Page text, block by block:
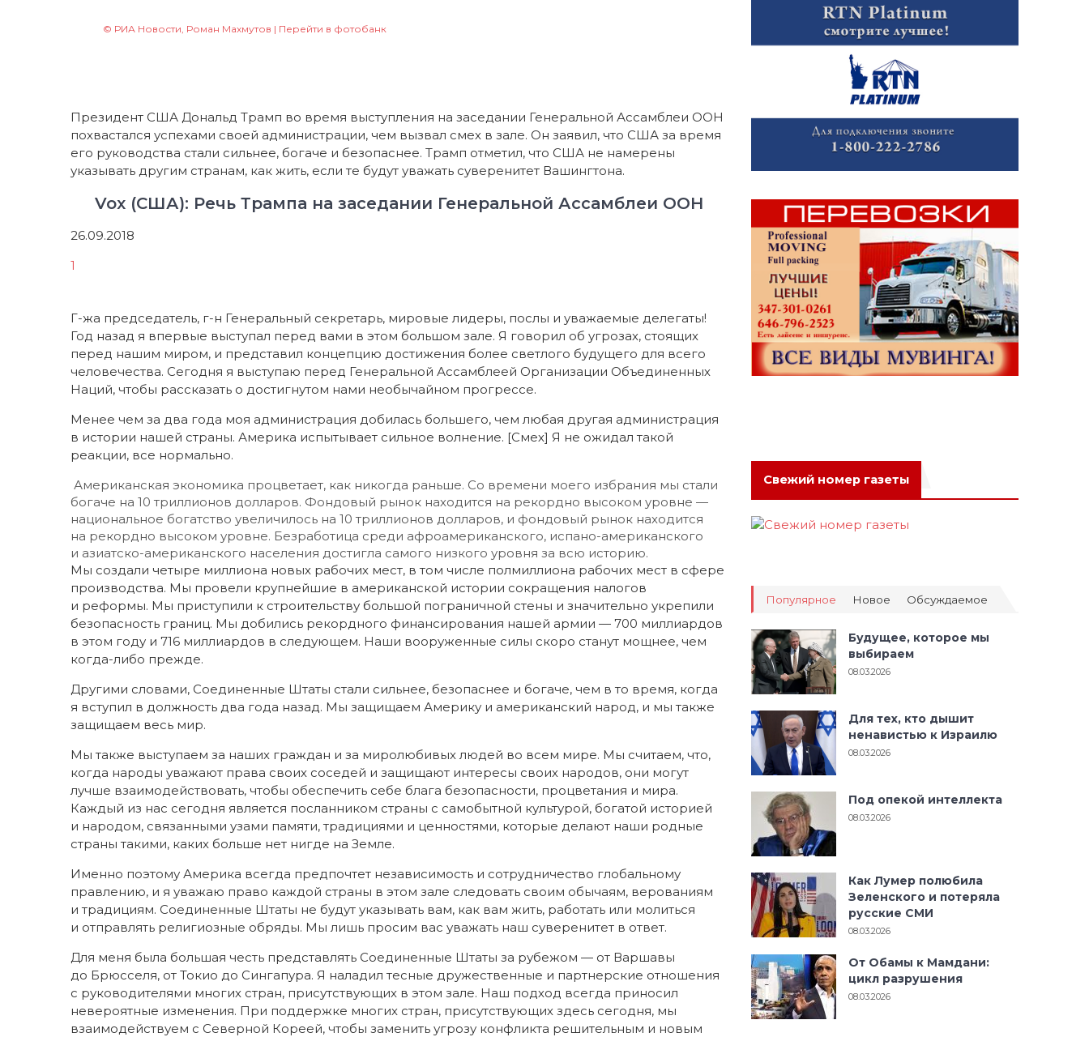
© РИА Новости, Роман Махмутов | Перейти в фотобанк
Президент США Дональд Трамп во время выступления на заседании Генеральной Ассамблеи ООН
похвастался успехами своей администрации, чем вызвал смех в зале. Он заявил, что США за время
его руководства стали сильнее, богаче и безопаснее. Трамп отметил, что США не намерены
указывать другим странам, как жить, если те будут уважать суверенитет Вашингтона.
Vox (США): Речь Трампа на заседании Генеральной Ассамблеи ООН
26.09.2018
1
Г-жа председатель, г-н Генеральный секретарь, мировые лидеры, послы и уважаемые делегаты!
Год назад я впервые выступал перед вами в этом большом зале. Я говорил об угрозах, стоящих
перед нашим миром, и представил концепцию достижения более светлого будущего для всего
человечества. Сегодня я выступаю перед Генеральной Ассамблеей Организации Объединенных
Наций, чтобы рассказать о достигнутом нами необычайном прогрессе.
Менее чем за два года моя администрация добилась большего, чем любая другая администрация
в истории нашей страны. Америка испытывает сильное волнение. [Смех] Я не ожидал такой
реакции, все нормально.
Американская экономика процветает, как никогда раньше. Со времени моего избрания мы стали
богаче на 10 триллионов долларов. Фондовый рынок находится на рекордно высоком уровне —
национальное богатство увеличилось на 10 триллионов долларов, и фондовый рынок находится
на рекордно высоком уровне. Безработица среди афроамериканского, испано-американского
и азиатско-американского населения достигла самого низкого уровня за всю историю.
Мы создали четыре миллиона новых рабочих мест, в том числе полмиллиона рабочих мест в сфере
производства. Мы провели крупнейшие в американской истории сокращения налогов
и реформы. Мы приступили к строительству большой пограничной стены и значительно укрепили
безопасность границ. Мы добились рекордного финансирования нашей армии — 700 миллиардов
в этом году и 716 миллиардов в следующем. Наши вооруженные силы скоро станут мощнее, чем
когда-либо прежде.
Другими словами, Соединенные Штаты стали сильнее, безопаснее и богаче, чем в то время, когда
я вступил в должность два года назад. Мы защищаем Америку и американский народ, и мы также
защищаем весь мир.
Мы также выступаем за наших граждан и за миролюбивых людей во всем мире. Мы считаем, что,
когда народы уважают права своих соседей и защищают интересы своих народов, они могут
лучше взаимодействовать, чтобы обеспечить себе блага безопасности, процветания и мира.
Каждый из нас сегодня является посланником страны с самобытной культурой, богатой историей
и народом, связанными узами памяти, традициями и ценностями, которые делают наши родные
страны такими, каких больше нет нигде на Земле.
Именно поэтому Америка всегда предпочтет независимость и сотрудничество глобальному
правлению, и я уважаю право каждой страны в этом зале следовать своим обычаям, верованиям
и традициям. Соединенные Штаты не будут указывать вам, как вам жить, работать или молиться
и отправлять религиозные обряды. Мы лишь просим вас уважать наш суверенитет в ответ.
Для меня была большая честь представлять Соединенные Штаты за рубежом — от Варшавы
до Брюсселя, от Токио до Сингапура. Я наладил тесные дружественные и партнерские отношения
с руководителями многих стран, присутствующих в этом зале. Наш подход всегда приносил
невероятные изменения. При поддержке многих стран, присутствующих здесь сегодня, мы
взаимодействуем с Северной Кореей, чтобы заменить угрозу конфликта решительным и новым
Свежий номер газеты
Популярное Новое Обсуждаемое
Будущее, которое мы
выбираем
08.03.2026
Для тех, кто дышит
ненавистью к Израилю
08.03.2026
Под опекой интеллекта
08.03.2026
Как Лумер полюбила
Зеленского и потеряла
русские СМИ
08.03.2026
От Обамы к Мамдани:
цикл разрушения
08.03.2026